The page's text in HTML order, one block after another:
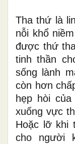
Tha thứ là
nỗi khổ
được thứ
tinh thần
sống lành
còn hơn
hẹp hòi
xuống vực
Hoặc lỡ khi
cho người